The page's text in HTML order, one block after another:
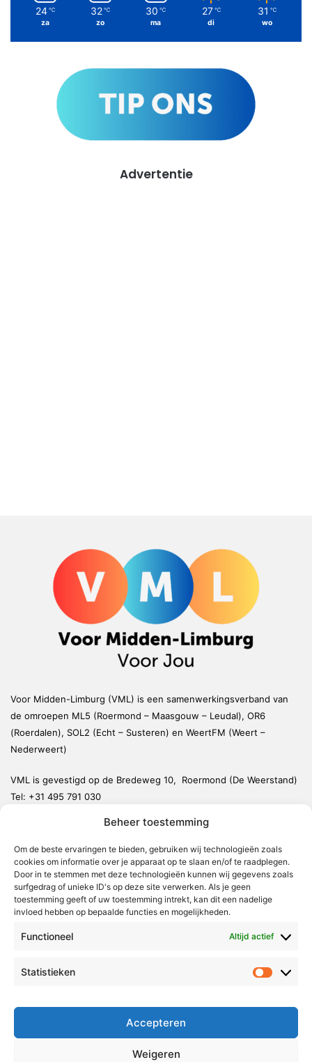
Beheer toestemming
Om de beste ervaringen te bieden, gebruiken wij technologieën zoals
cookies om informatie over je apparaat op te slaan en/of te raadplegen.
Door in te stemmen met deze technologieën kunnen wij gegevens zoals
surfgedrag of unieke ID's op deze site verwerken. Als je geen
toestemming geeft of uw toestemming intrekt, kan dit een nadelige
invloed hebben op bepaalde functies en mogelijkheden.
Functioneel Altijd actief
Statistieken
Accepteren
Weigeren
24 ℃
za
32 ℃
zo
30 ℃
ma
27 ℃
di
31 ℃
wo
Advertentie
Voor Midden-Limburg (VML) is een samenwerkingsverband van
de omroepen ML5 (Roermond – Maasgouw – Leudal), OR6
(Roerdalen), SOL2 (Echt – Susteren) en WeertFM (Weert –
Nederweert)
VML is gevestigd op de Bredeweg 10, Roermond (De Weerstand)
Tel: +31 495 791 030
Weert
Nederweert
Leudal
Maasgouw
Echt-Susteren
Roermond
Radio & TV